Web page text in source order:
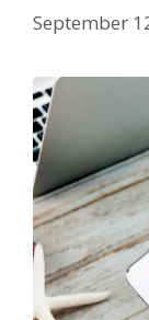
September